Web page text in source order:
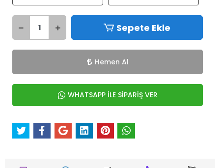
Sepete Ekle
Hemen Al
WHATSAPP İLE SİPARİŞ VER